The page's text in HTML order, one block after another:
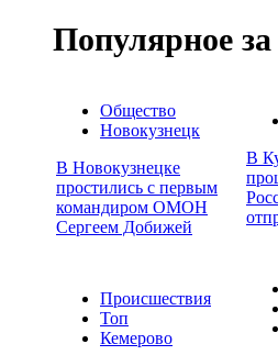
Популярное
Общество
Новокузнецк
В Новокузнецке
простились с первым
командиром ОМОН
Сергеем Добижей
В
Происшествия
Топ
Кемерово